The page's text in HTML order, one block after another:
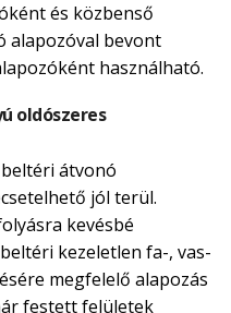
és közbenső
alapozóval bevont
használható.
oldószeres
átvonó
jól terül.
kevésbé
kezeletlen fa-, vas-
megfelelő alapozás
festett felületek